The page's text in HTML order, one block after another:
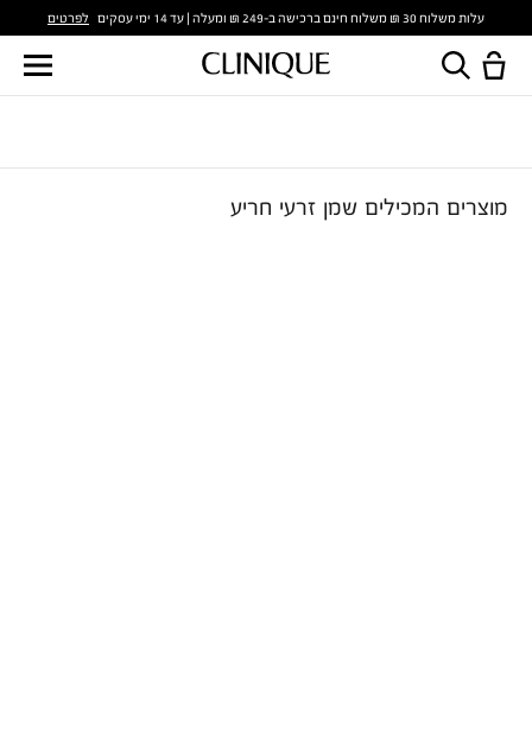
עלות משלוח 30 ₪ משלוח חינם ברכישה ב-249 ₪ ומעלה | עד 14 ימי עסקים לפרטים
מוצרים המכילים שמן זרעי חריע